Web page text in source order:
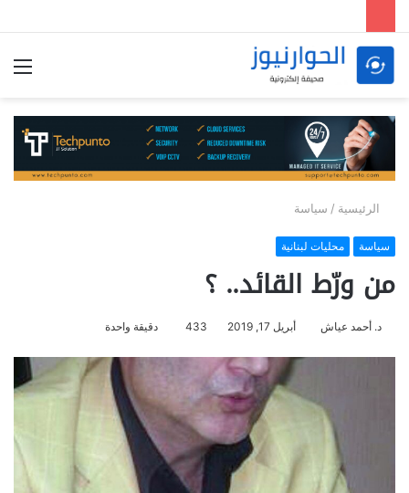
الرئيسية / سياسة
سياسة محليات لبنانية
من ورّط القائد.. ؟
د. أحمد عياش أبريل 17, 2019 433 دقيقة واحدة